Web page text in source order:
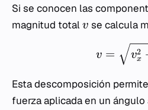
Si se conocen las
magnitud total v se calcula
v = vx
2
Esta descomposición
fuerza aplicada en un